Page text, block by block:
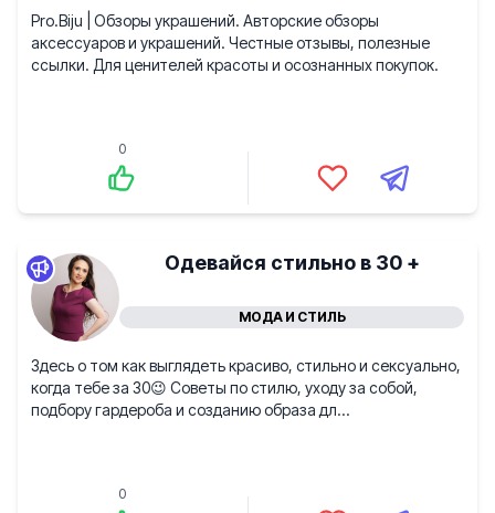
Pro.Biju | Обзоры украшений. Авторские обзоры
аксессуаров и украшений. Честные отзывы, полезные
ссылки. Для ценителей красоты и осознанных покупок.
0
Одевайся стильно в 30 +
МОДА И СТИЛЬ
Здесь о том как выглядеть красиво, стильно и сексуально,
когда тебе за 30😉 Советы по стилю, уходу за собой,
подбору гардероба и созданию образа дл...
0